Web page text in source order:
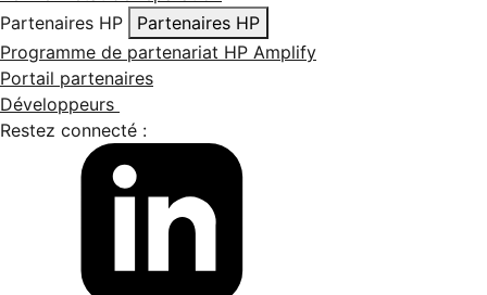
Partenaires HP
Partenaires HP
Programme de partenariat HP Amplify
Portail partenaires
Développeurs
Restez connecté :